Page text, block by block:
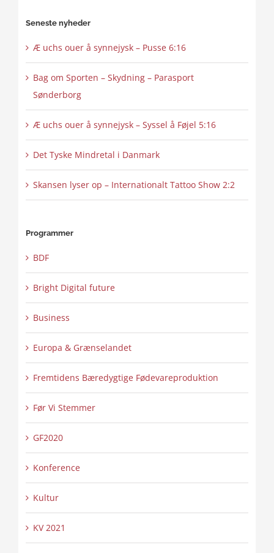
Seneste nyheder
Æ uchs ouer å synnejysk – Pusse 6:16
Bag om Sporten – Skydning – Parasport
Sønderborg
Æ uchs ouer å synnejysk – Syssel å Føjel 5:16
Det Tyske Mindretal i Danmark
Skansen lyser op – Internationalt Tattoo Show 2:2
Programmer
BDF
Bright Digital future
Business
Europa & Grænselandet
Fremtidens Bæredygtige Fødevareproduktion
Før Vi Stemmer
GF2020
Konference
Kultur
KV 2021